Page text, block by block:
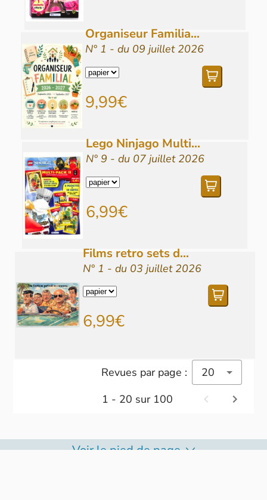
Organiseur Familia...
N° 1 - du 09 juillet 2026
9,99€
Lego Ninjago Multi...
N° 9 - du 07 juillet 2026
6,99€
Films retro sets d...
N° 1 - du 03 juillet 2026
6,99€
Revues par page :
20
1 - 20 sur 100
Voir le pied de page